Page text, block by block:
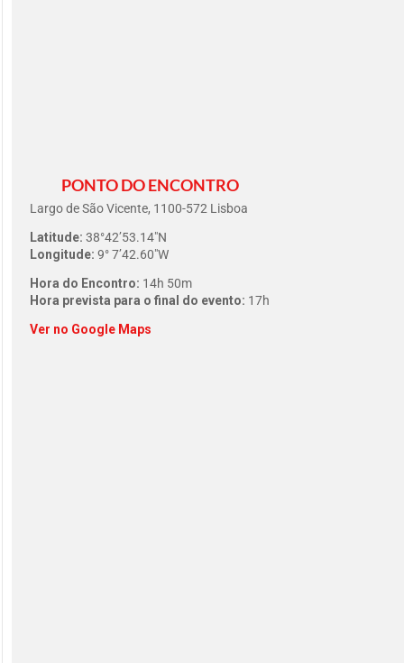
PONTO DO ENCONTRO
Largo de São Vicente, 1100-572 Lisboa
Latitude: 38°42’53.14″N
Longitude: 9° 7’42.60″W
Hora do Encontro: 14h 50m
Hora prevista para o final do evento: 17h
Ver no Google Maps